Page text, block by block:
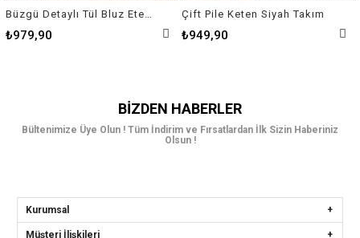
₺979,90
Çift Pile Keten Siyah Takım
₺949,90
BIZDEN HABERLER
Bültenimize Üye Olun ! Tüm İndirim ve Fırsatlardan İlk Sizin Haberiniz
Olsun !
Kurumsal
Müşteri İlişkileri